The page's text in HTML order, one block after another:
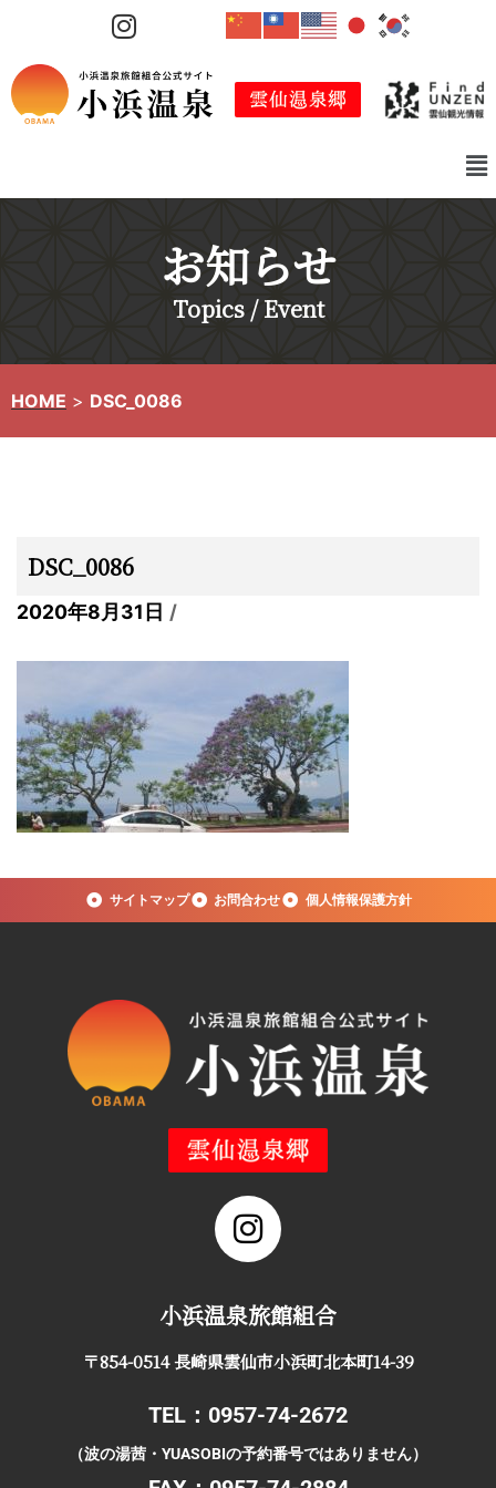
テ
ン
ス
お知らせ
Topics / Event
HOME > DSC_0086
DSC_0086
2020年8月31日
サイトマップ お問合わせ 個人情報保護方針
小浜温泉旅館組合
〒854-0514 長崎県雲仙市小浜町北本町14-39
TEL：0957-74-2672
（波の湯茜・YUASOBIの予約番号ではありません）